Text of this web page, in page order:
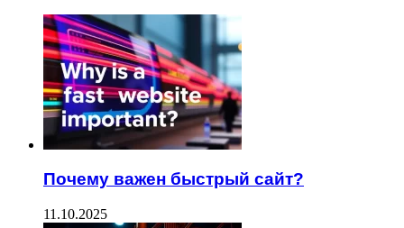
Почему важен быстрый сайт?
11.10.2025